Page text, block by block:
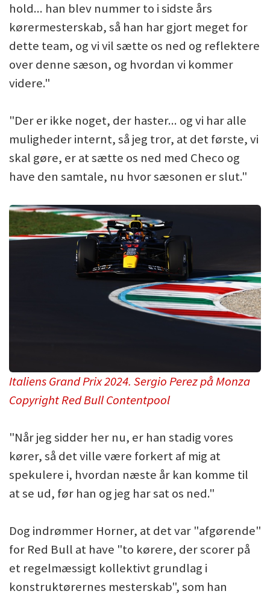
hold... han blev nummer to i sidste års
kørermesterskab, så han har gjort meget for
dette team, og vi vil sætte os ned og reflektere
over denne sæson, og hvordan vi kommer
videre."
"Der er ikke noget, der haster... og vi har alle
muligheder internt, så jeg tror, at det første, vi
skal gøre, er at sætte os ned med Checo og
have den samtale, nu hvor sæsonen er slut."
Italiens Grand Prix 2024. Sergio Perez på Monza
Copyright Red Bull Contentpool
"Når jeg sidder her nu, er han stadig vores
kører, så det ville være forkert af mig at
spekulere i, hvordan næste år kan komme til
at se ud, før han og jeg har sat os ned."
Dog indrømmer Horner, at det var "afgørende"
for Red Bull at have "to kørere, der scorer på
et regelmæssigt kollektivt grundlag i
konstruktørernes mesterskab", som han